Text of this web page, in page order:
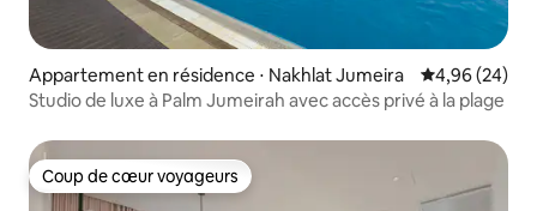
Appartement en résidence ⋅ Nakhlat Jumeira Évaluation
4,96 (24)
Studio de luxe à Palm Jumeirah avec accès privé à la plage
Coup de cœur voyageurs
Coup de cœur voyageurs